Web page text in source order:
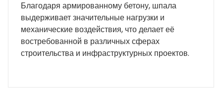
Благодаря армированному бетону, шпала
выдерживает значительные нагрузки и
механические воздействия, что делает её
востребованной в различных сферах
строительства и инфраструктурных проектов.